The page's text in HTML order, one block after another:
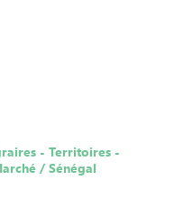
- Territoires -
/ Sénégal